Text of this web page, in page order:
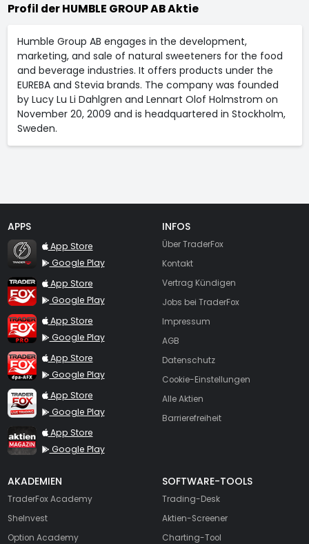
Profil der HUMBLE GROUP AB Aktie
Humble Group AB engages in the development,
marketing, and sale of natural sweeteners for the food
and beverage industries. It offers products under the
EUREBA and Stevia brands. The company was founded
by Lucy Lu Li Dahlgren and Lennart Olof Holmstrom on
November 20, 2009 and is headquartered in Stockholm,
Sweden.
APPS
TraderFox Flash
App Store
Google Play
TraderFox App
App Store
Google Play
TraderFox Pro
App Store
Google Play
TraderFox dpa-AFX ProFeed
App Store
Google Play
TraderFox Live Trading
App Store
Google Play
TraderFox aktien Magazin
App Store
Google Play
INFOS
Über TraderFox
Kontakt
Vertrag Kündigen
Jobs bei TraderFox
Impressum
AGB
Datenschutz
Cookie-Einstellungen
Alle Aktien
Barrierefreiheit
AKADEMIEN
TraderFox Academy
SheInvest
Option Academy
SOFTWARE-TOOLS
Trading-Desk
Aktien-Screener
Charting-Tool